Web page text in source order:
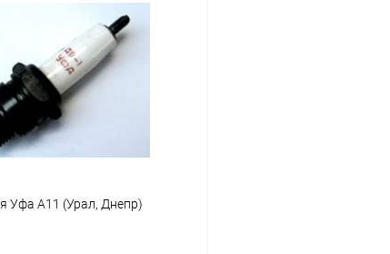
В наличии
Уфа А11 (Урал, Днепр)